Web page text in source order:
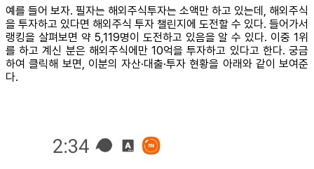
예를 들어 보자. 필자는 해외주식투자는 소액만 하고 있는데, 해외주식
을 투자하고 있다면 해외주식 투자 챌린지에 도전할 수 있다. 들어가서
랭킹을 살펴보면 약 5,119명이 도전하고 있음을 알 수 있다. 이중 1위
를 하고 계신 분은 해외주식에만 10억을 투자하고 있다고 한다. 궁금
하여 클릭해 보면, 이분의 자산·대출·투자 현황을 아래와 같이 보여준
다.